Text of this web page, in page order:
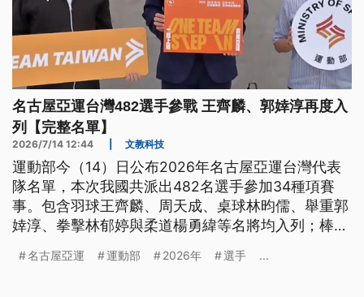
名古屋亞運台灣482選手參戰 王齊麟、郭婞淳再度入
列【完整名單】
2026/7/14 12:44 文教科技
運動部今（14）日公布2026年名古屋亞運台灣代表
隊名單，本次我國共派出482名選手參加34種項賽
事。包含羽球王齊麟、周天成、桌球林昀儒、舉重郭
婞淳、拳擊林郁婷與柔道楊勇緯等名將均入列；棒球
不過能否順利出賽仍待棒協與球團進行溝通。
名古屋亞運 運動部 2026年 選手 ...